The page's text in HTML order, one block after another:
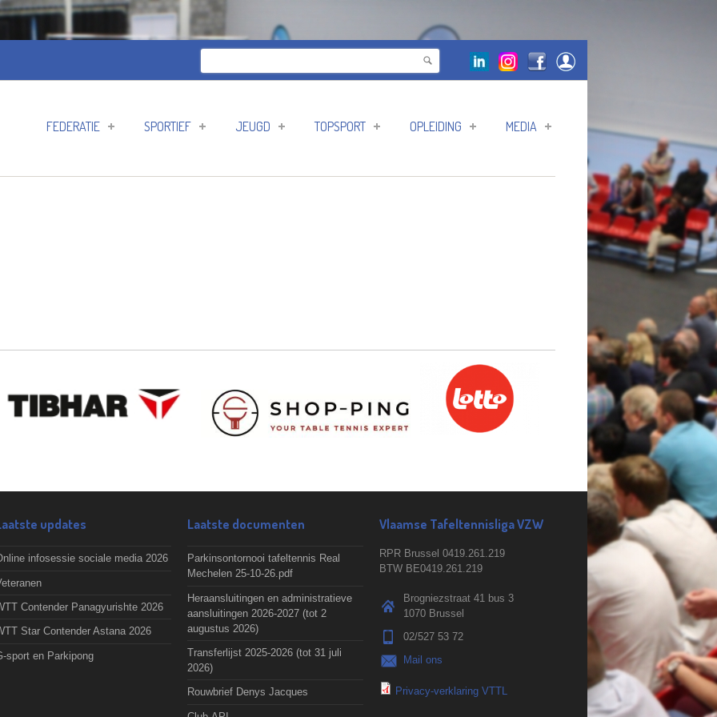
Zoekveld
FEDERATIE SPORTIEF JEUGD TOPSPORT OPLEIDING MEDIA
updates
infosessie sociale media 2026
Contender Panagyurishte 2026
Star Contender Astana 2026
sport en Parkipong
Laatste documenten
Parkinsontornooi tafeltennis Real
Mechelen 25-10-26.pdf
Heraansluitingen en administratieve
aansluitingen 2026-2027 (tot 2
augustus 2026)
Transferlijst 2025-2026 (tot 31 juli
2026)
Rouwbrief Denys Jacques
Vlaamse Tafeltennisliga VZW
RPR Brussel 0419.261.219
BTW BE0419.261.219
Brogniezstraat 41 bus 3
1070 Brussel
02/527 53 72
Mail ons
Privacy-verklaring VTTL